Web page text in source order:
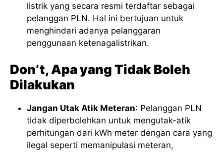
listrik yang secara resmi terdaftar sebagai
pelanggan PLN. Hal ini bertujuan untuk
menghindari adanya pelanggaran
penggunaan ketenagalistrikan.
Don’t, Apa yang Tidak Boleh
Dilakukan
Jangan Utak Atik Meteran: Pelanggan PLN
tidak diperbolehkan untuk mengutak-atik
perhitungan dari kWh meter dengan cara yang
ilegal seperti memanipulasi meteran,